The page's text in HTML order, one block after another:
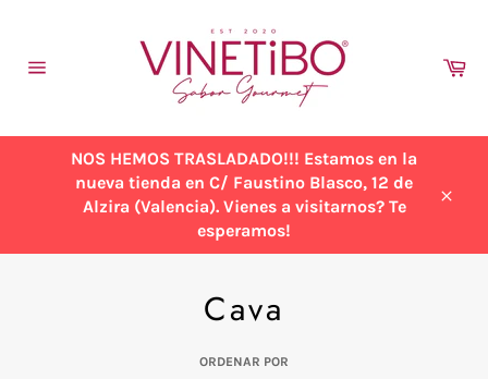
NOS HEMOS TRASLADADO!!! Estamos en la
nueva tienda en C/ Faustino Blasco, 12 de
Alzira (Valencia). Vienes a visitarnos? Te
esperamos!
Cava
ORDENAR POR